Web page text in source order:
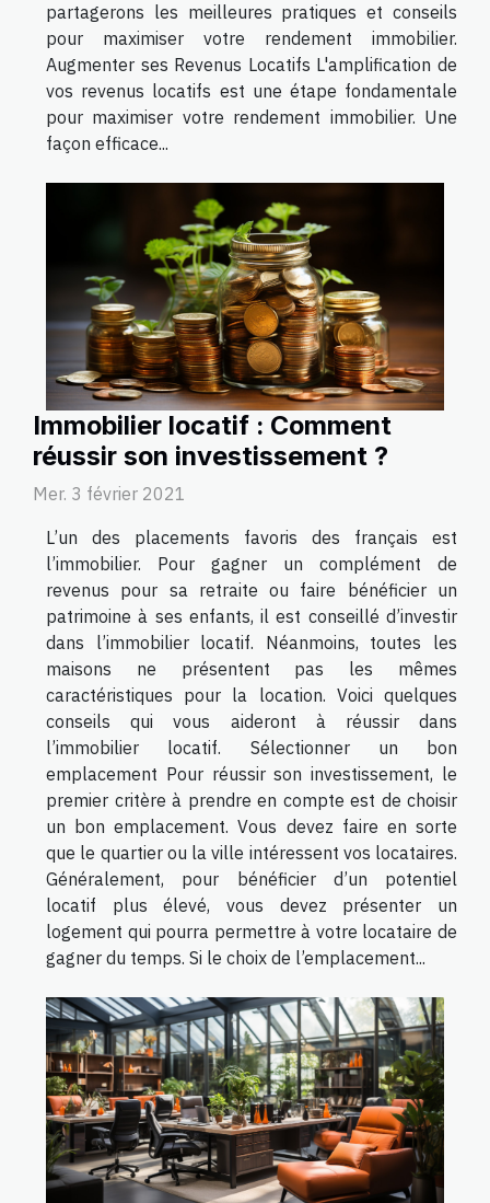
partagerons les meilleures pratiques et conseils
pour maximiser votre rendement immobilier.
Augmenter ses Revenus Locatifs L'amplification de
vos revenus locatifs est une étape fondamentale
pour maximiser votre rendement immobilier. Une
façon efficace...
Immobilier locatif : Comment
réussir son investissement ?
Mer. 3 février 2021
L’un des placements favoris des français est
l’immobilier. Pour gagner un complément de
revenus pour sa retraite ou faire bénéficier un
patrimoine à ses enfants, il est conseillé d’investir
dans l’immobilier locatif. Néanmoins, toutes les
maisons ne présentent pas les mêmes
caractéristiques pour la location. Voici quelques
conseils qui vous aideront à réussir dans
l’immobilier locatif. Sélectionner un bon
emplacement Pour réussir son investissement, le
premier critère à prendre en compte est de choisir
un bon emplacement. Vous devez faire en sorte
que le quartier ou la ville intéressent vos locataires.
Généralement, pour bénéficier d’un potentiel
locatif plus élevé, vous devez présenter un
logement qui pourra permettre à votre locataire de
gagner du temps. Si le choix de l’emplacement...